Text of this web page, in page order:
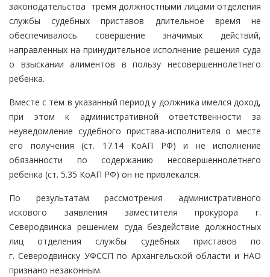
законодательства тремя должностными лицами отделения
службы судебных приставов длительное время не
обеспечивалось совершение значимых действий,
направленных на принудительное исполнение решения суда
о взыскании алиментов в пользу несовершеннолетнего
ребенка.
Вместе с тем в указанный период у должника имелся доход,
при этом к административной ответственности за
неуведомление судебного пристава-исполнителя о месте
его получения (ст. 17.14 КоАП РФ) и не исполнение
обязанности по содержанию несовершеннолетнего
ребенка (ст. 5.35 КоАП РФ) он не привлекался.
По результатам рассмотрения административного
искового заявления заместителя прокурора г.
Северодвинска решением суда бездействие должностных
лиц отделения службы судебных приставов по
г. Северодвинску УФССП по Архангельской области и НАО
признано незаконным.